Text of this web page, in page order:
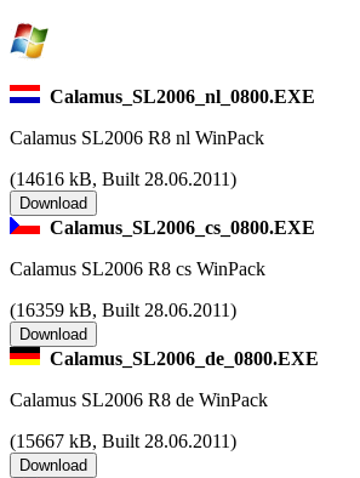
Calamus_SL2006_nl_0800.EXE
Calamus SL2006 R8 nl WinPack
(14616 kB, Built 28.06.2011)
Calamus_SL2006_cs_0800.EXE
Calamus SL2006 R8 cs WinPack
(16359 kB, Built 28.06.2011)
Calamus_SL2006_de_0800.EXE
Calamus SL2006 R8 de WinPack
(15667 kB, Built 28.06.2011)